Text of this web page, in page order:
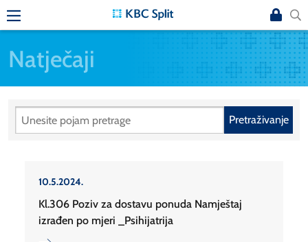
Natječaji
Pretraživanje
10.5.2024.
Kl.306 Poziv za dostavu ponuda Namještaj
izrađen po mjeri _Psihijatrija